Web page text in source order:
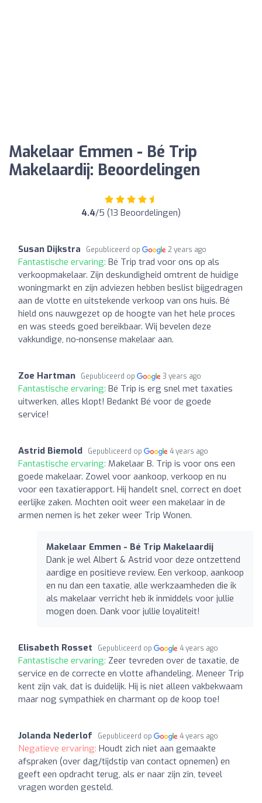
Makelaar Emmen - Bé Trip
Makelaardij: Beoordelingen
4.4/5 (13 Beoordelingen)
Susan Dijkstra Gepubliceerd op 2 years ago
Fantastische ervaring: Bé Trip trad voor ons op als
verkoopmakelaar. Zijn deskundigheid omtrent de huidige
woningmarkt en zijn adviezen hebben beslist bijgedragen
aan de vlotte en uitstekende verkoop van ons huis. Bé
hield ons nauwgezet op de hoogte van het hele proces
en was steeds goed bereikbaar. Wij bevelen deze
vakkundige, no-nonsense makelaar aan.
Zoe Hartman Gepubliceerd op 3 years ago
Fantastische ervaring: Bé Trip is erg snel met taxaties
uitwerken, alles klopt! Bedankt Bé voor de goede
service!
Astrid Biemold Gepubliceerd op 4 years ago
Fantastische ervaring: Makelaar B. Trip is voor ons een
goede makelaar. Zowel voor aankoop, verkoop en nu
voor een taxatierapport. Hij handelt snel, correct en doet
eerlijke zaken. Mochten ooit weer een makelaar in de
armen nemen is het zeker weer Trip Wonen.
Makelaar Emmen - Bé Trip Makelaardij
Dank je wel Albert & Astrid voor deze ontzettend
aardige en positieve review. Een verkoop, aankoop
en nu dan een taxatie, alle werkzaamheden die ik
als makelaar verricht heb ik inmiddels voor jullie
mogen doen. Dank voor jullie loyaliteit!
Elisabeth Rosset Gepubliceerd op 4 years ago
Fantastische ervaring: Zeer tevreden over de taxatie, de
service en de correcte en vlotte afhandeling. Meneer Trip
kent zijn vak, dat is duidelijk. Hij is niet alleen vakbekwaam
maar nog sympathiek en charmant op de koop toe!
Jolanda Nederlof Gepubliceerd op 4 years ago
Negatieve ervaring: Houdt zich niet aan gemaakte
afspraken (over dag/tijdstip van contact opnemen) en
geeft een opdracht terug, als er naar zijn zin, teveel
vragen worden gesteld.